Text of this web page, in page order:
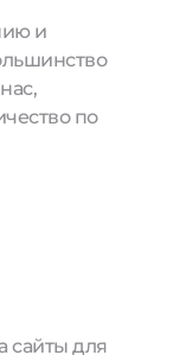
и
по
сайты для